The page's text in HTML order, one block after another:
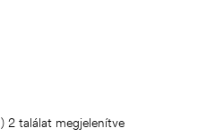
2 találat megjelenítve